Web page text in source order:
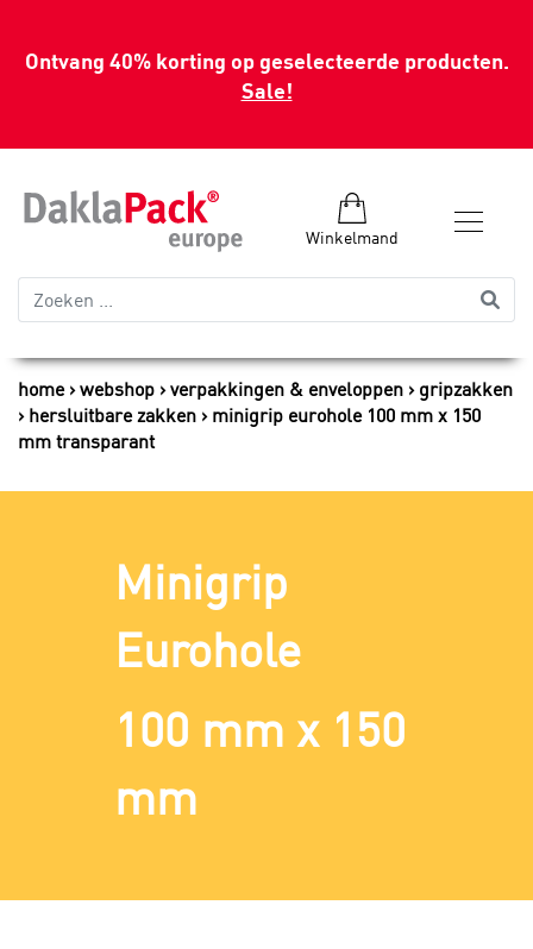
Ontvang 40% korting op geselecteerde producten.
Sale!
Winkelmand
home webshop verpakkingen & enveloppen
gripzakken
hersluitbare zakken
minigrip eurohole 100 mm x 150
mm transparant
Minigrip
Eurohole
100 mm x 150
mm